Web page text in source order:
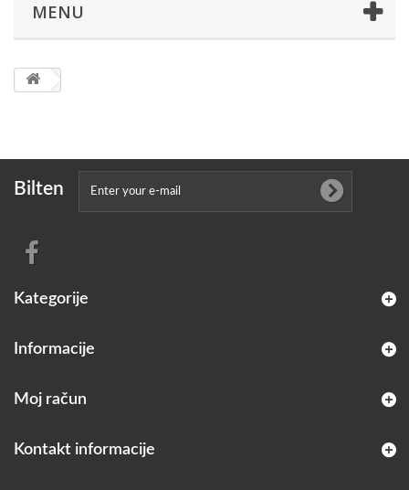
MENU
Bilten
Kategorije
Informacije
Moj račun
Kontakt informacije